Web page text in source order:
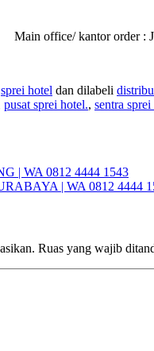
Main office/ kantor order :
sprei hotel dan dilabeli
pusat sprei hotel., sentra
| WA 0812 4444 1543
| WA 0812 4444
Ruas yang wajib